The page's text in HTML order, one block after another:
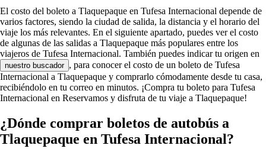
El costo del boleto a Tlaquepaque en Tufesa Internacional depende de
varios factores, siendo la ciudad de salida, la distancia y el horario del
viaje los más relevantes. En el siguiente apartado, puedes ver el costo
de algunas de las salidas a Tlaquepaque más populares entre los
viajeros de Tufesa Internacional. También puedes indicar tu origen en
nuestro buscador , para conocer el costo de un boleto de Tufesa
Internacional a Tlaquepaque y comprarlo cómodamente desde tu casa,
recibiéndolo en tu correo en minutos. ¡Compra tu boleto para Tufesa
Internacional en Reservamos y disfruta de tu viaje a Tlaquepaque!
¿Dónde comprar boletos de autobús a
Tlaquepaque en Tufesa Internacional?